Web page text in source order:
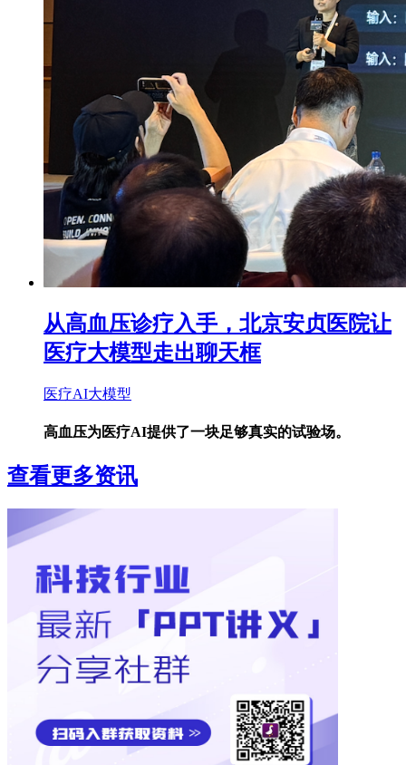
从高血压诊疗入手，北京安贞医院让
医疗大模型走出聊天框
医疗AI大模型
高血压为医疗AI提供了一块足够真实的试验场。
查看更多资讯